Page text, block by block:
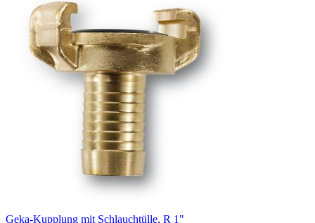
Geka-Kupplung mit Schlauchtülle, R 1"